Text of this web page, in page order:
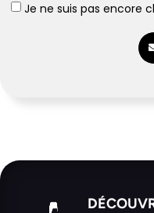
Je ne suis pas encore